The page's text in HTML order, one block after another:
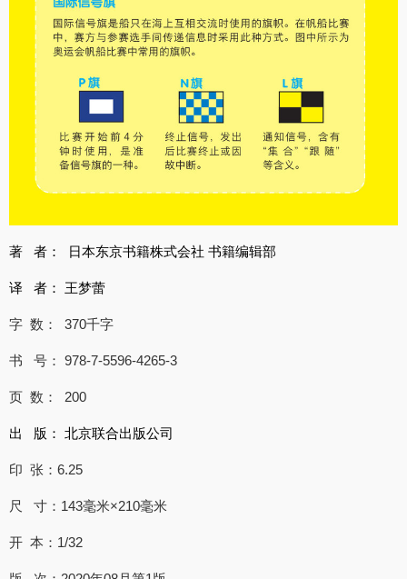
著 者： 日本东京书籍株式会社 书籍编辑部
译 者： 王梦蕾
字 数： 370千字
书 号： 978-7-5596-4265-3
页 数： 200
出 版： 北京联合出版公司
印 张：6.25
尺 寸：143毫米×210毫米
开 本：1/32